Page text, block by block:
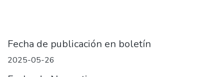
Fecha de publicación en boletín
2025-05-26